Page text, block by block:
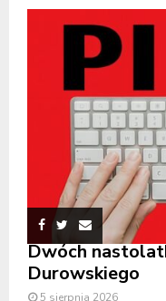
Dwóch
Durowskiego
5 sierpnia 2026